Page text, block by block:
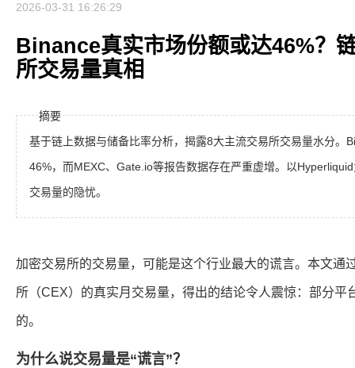
2026-03-31 16:26:29
Binance真实市场份额或达46%？
所交易量真相
摘要
基于链上数据与储备比率分析，揭露8大主流交易所交易量水分。
46%，而MEXC、Gate.io等报告数据存在严重虚增。以
交易量的隐忧。
加密交易所的交易量，可能是这个行业最大的谎言。本文通
所（CEX）的真实月交易量，得出的结论令人震惊：部分平
的。
为什么说交易量是“谎言”？